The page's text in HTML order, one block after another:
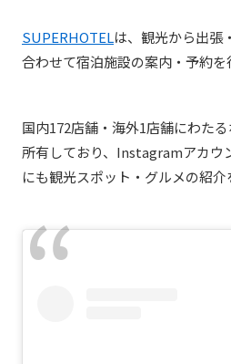
SUPERHOTELは、 観光から出張
合わせて宿泊施設の案内・予約を
国内172店舗・海外1店舗にわた
所有しており、Instagramアカウ
にも観光スポット・グルメの紹介